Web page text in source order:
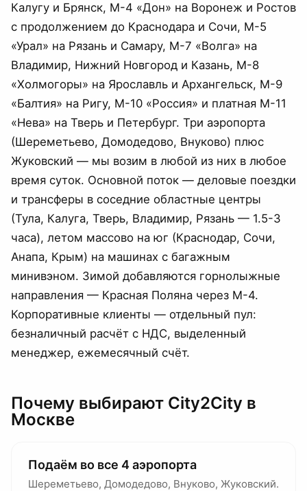
Калугу и Брянск, М-4 «Дон» на Воронеж и Ростов
с продолжением до Краснодара и Сочи, М-5
«Урал» на Рязань и Самару, М-7 «Волга» на
Владимир, Нижний Новгород и Казань, М-8
«Холмогоры» на Ярославль и Архангельск, М-9
«Балтия» на Ригу, М-10 «Россия» и платная М-11
«Нева» на Тверь и Петербург. Три аэропорта
(Шереметьево, Домодедово, Внуково) плюс
Жуковский — мы возим в любой из них в любое
время суток. Основной поток — деловые поездки
и трансферы в соседние областные центры
(Тула, Калуга, Тверь, Владимир, Рязань — 1.5-3
часа), летом массово на юг (Краснодар, Сочи,
Анапа, Крым) на машинах с багажным
минивэном. Зимой добавляются горнолыжные
направления — Красная Поляна через М-4.
Корпоративные клиенты — отдельный пул:
безналичный расчёт с НДС, выделенный
менеджер, ежемесячный счёт.
Почему выбирают City2City в
Москве
Подаём во все 4 аэропорта
Шереметьево, Домодедово, Внуково, Жуковский.